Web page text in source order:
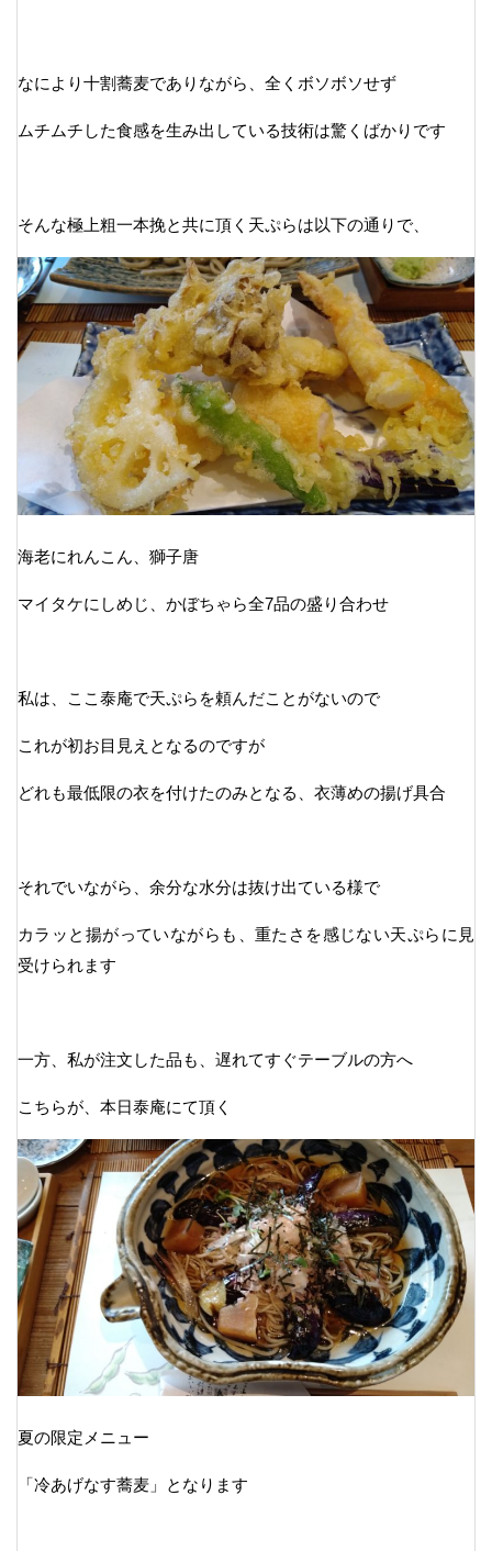
なにより十割蕎麦でありながら、全くボソボソせず
ムチムチした食感を生み出している技術は驚くばかりです
そんな極上粗一本挽と共に頂く天ぷらは以下の通りで、
海老にれんこん、獅子唐
マイタケにしめじ、かぼちゃら全7品の盛り合わせ
私は、ここ泰庵で天ぷらを頼んだことがないので
これが初お目見えとなるのですが
どれも最低限の衣を付けたのみとなる、衣薄めの揚げ具合
それでいながら、余分な水分は抜け出ている様で
カラッと揚がっていながらも、重たさを感じない天ぷらに見
受けられます
一方、私が注文した品も、遅れてすぐテーブルの方へ
こちらが、本日泰庵にて頂く
夏の限定メニュー
「冷あげなす蕎麦」となります